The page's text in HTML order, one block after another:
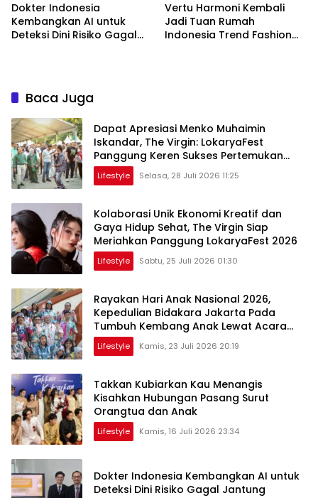
Dokter Indonesia
Kembangkan AI untuk
Deteksi Dini Risiko Gagal
Vertu Harmoni Kembali
Jadi Tuan Rumah
Indonesia Trend Fashion
Baca Juga
Dapat Apresiasi Menko Muhaimin
Iskandar, The Virgin: LokaryaFest
Panggung Keren Sukses Pertemukan
Kolaborasi Apik
Lifestyle Selasa, 28 Juli 2026 11:25
Kolaborasi Unik Ekonomi Kreatif dan
Gaya Hidup Sehat, The Virgin Siap
Meriahkan Panggung LokaryaFest 2026
Lifestyle Sabtu, 25 Juli 2026 01:30
Rayakan Hari Anak Nasional 2026,
Kepedulian Bidakara Jakarta Pada
Tumbuh Kembang Anak Lewat Acara
Where Hope Begins
Lifestyle Kamis, 23 Juli 2026 20:19
Takkan Kubiarkan Kau Menangis
Kisahkan Hubungan Pasang Surut
Orangtua dan Anak
Lifestyle Kamis, 16 Juli 2026 23:34
Dokter Indonesia Kembangkan AI untuk
Deteksi Dini Risiko Gagal Jantung